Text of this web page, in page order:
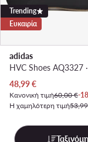
Trending
Ευκαιρία
adidas
Τρέχουσα τιμή
48,99€
Κανονική τιμή60,00 €-
Η χαμηλότερη τιμή